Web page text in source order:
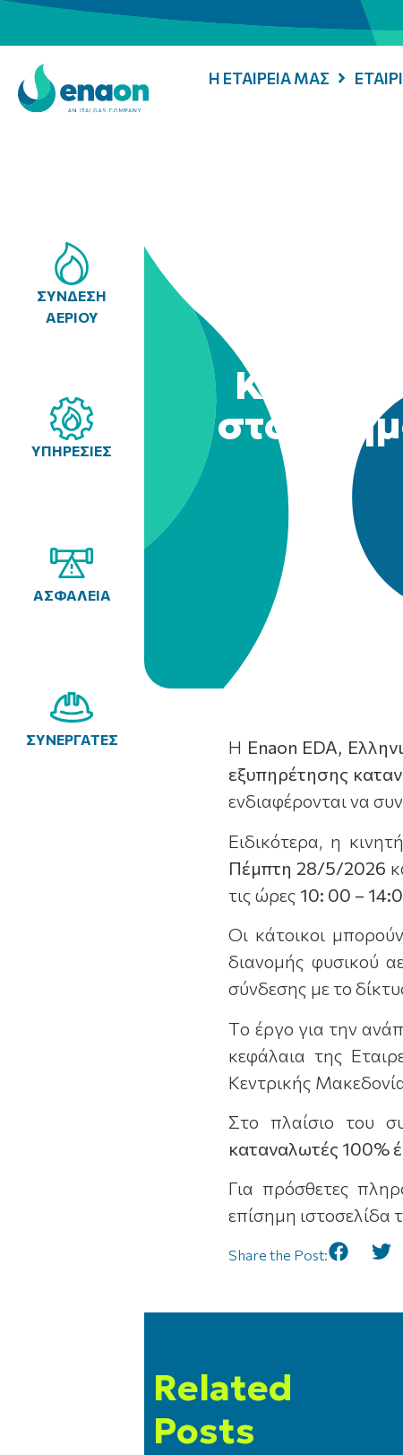
Η ΕΤΑΙΡΕΙΑ ΜΑΣ
ΣΥΝΔΕΣΗ
ΑΕΡΙΟΥ
ΥΠΗΡΕΣΙΕΣ
ΑΣΦΑΛΕΙΑ
ΣΥΝΕΡΓΑΤΕΣ
Κινητή
στον
Η Enaon EDA,
εξυπηρέτησης
ενδιαφέρονται να
Ειδικότερα, η
Πέμπτη 28/5/2026
τις ώρες 10: 00 –
Οι κάτοικοι
διανομής φυσικού
σύνδεσης με το
Tο έργο για την
κεφάλαια της
Κεντρικής
Στο πλαίσιο του
καταναλωτές 100%
Για πρόσθετες
επίσημη ιστοσελίδα
Share the Post:
Related
Posts